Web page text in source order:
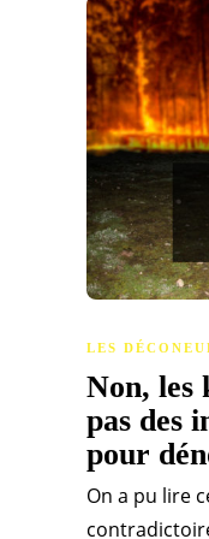
LES
Non, les
pas des
pour
On a pu lire